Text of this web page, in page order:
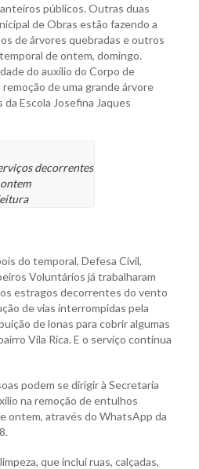
públicos. Outras duas
de Obras estão fazendo a
de árvores quebradas e outros
de ontem, domingo.
do auxílio do Corpo de
de uma grande árvore
Escola Josefina Jaques
decorrentes
do temporal, Defesa Civil,
Voluntários já trabalharam
estragos decorrentes do vento
de vias interrompidas pela
de lonas para cobrir algumas
Vila Rica. E o serviço continua
podem se dirigir à Secretaria
na remoção de entulhos
ontem, através do WhatsApp da
que inclui ruas, calçadas,